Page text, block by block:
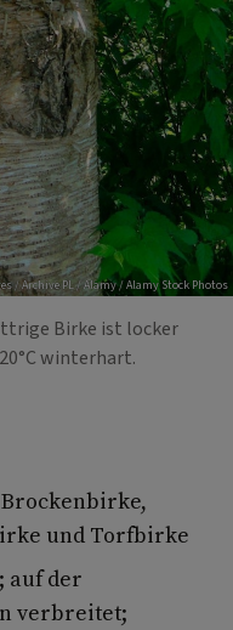
/ Archive PL / Alamy / Alamy Stock Photos
Birke ist locker
winterhart.
und Torfbirke
auf der
verbreitet;